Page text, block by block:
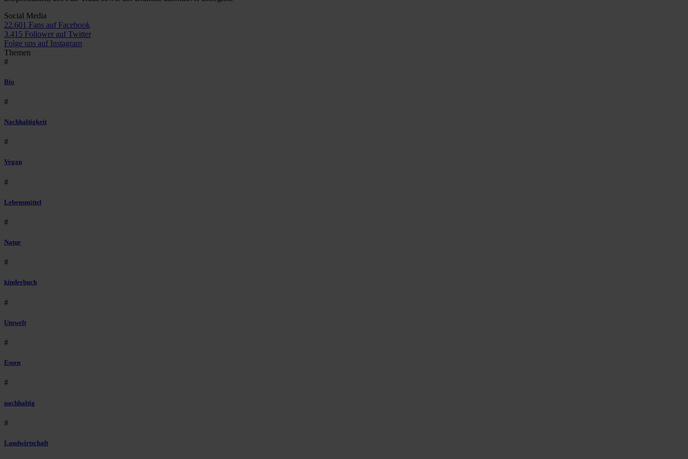
Social Media
22.601 Fans auf Facebook
3.415 Follower auf Twitter
Folge uns auf Instagram
Themen
#
Bio
#
Nachhaltigkeit
#
Vegan
#
Lebensmittel
#
Natur
#
kinderbuch
#
Umwelt
#
Essen
#
nachhaltig
#
Landwirtschaft